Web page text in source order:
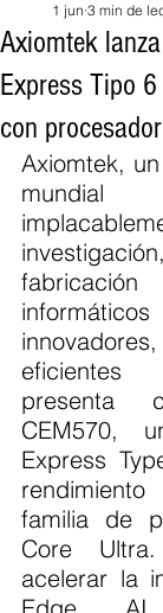
Axiomtek
Express Tipo
con
1 jun 3 min de
Axiomtek,
presenta
CEM570,
Express
familia de
Core
acelerar la